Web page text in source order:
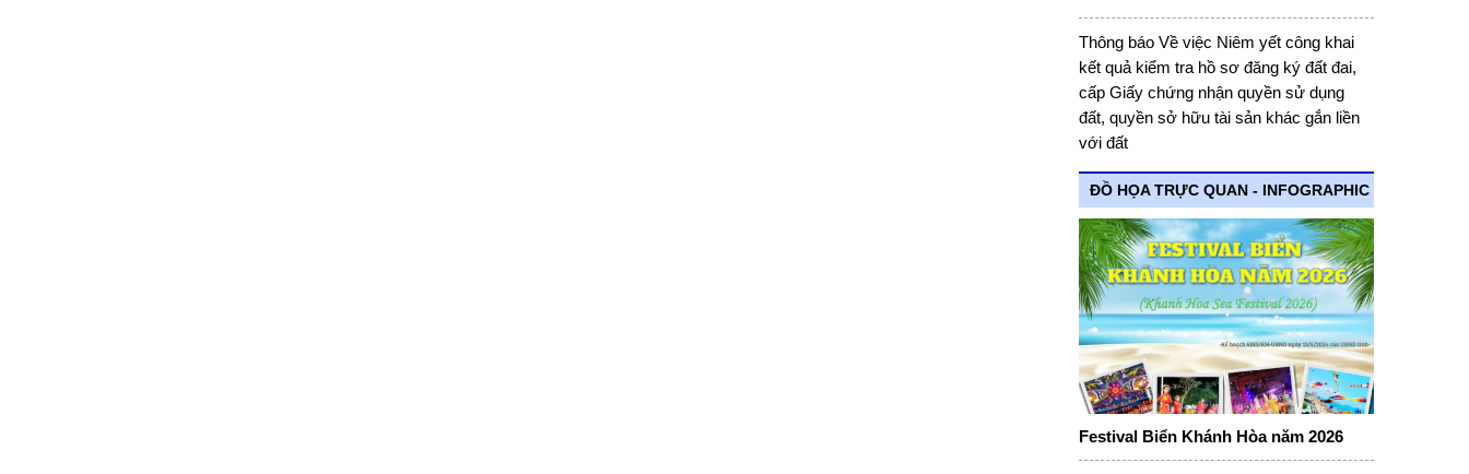
Thông báo Về việc Niêm yết công khai
kết quả kiểm tra hồ sơ đăng ký đất đai,
cấp Giấy chứng nhận quyền sử dụng
đất, quyền sở hữu tài sản khác gắn liền
với đất
ĐỒ HỌA TRỰC QUAN - INFOGRAPHIC
Festival Biển Khánh Hòa năm 2026